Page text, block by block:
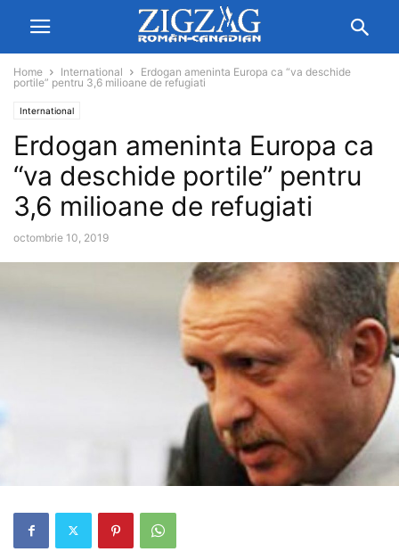
Home International
Erdogan ameninta Europa ca “va deschide
portile” pentru 3,6 milioane de refugiati
International
Erdogan ameninta Europa ca
“va deschide portile” pentru
3,6 milioane de refugiati
octombrie 10, 2019